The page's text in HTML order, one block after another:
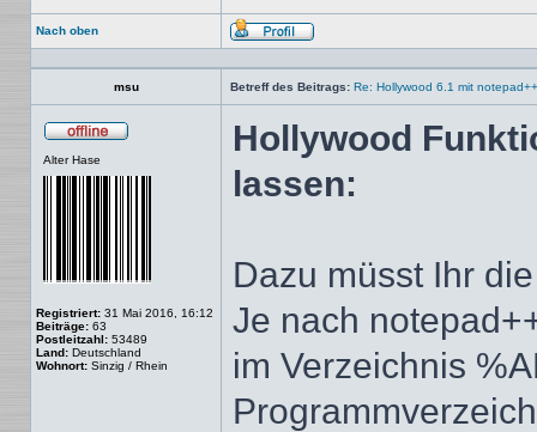
Nach oben
Profil
msu Betreff des Beitrags: Re: Hollywood 6.1 mit notepad++
Alter Hase
Registriert: 31 Mai 2016, 16:12
Beiträge: 63
Postleitzahl: 53489
Land: Deutschland
Wohnort: Sinzig / Rhein
Hollywood
lassen:
Dazu müsst Ihr
Je nach
im Verzeichnis